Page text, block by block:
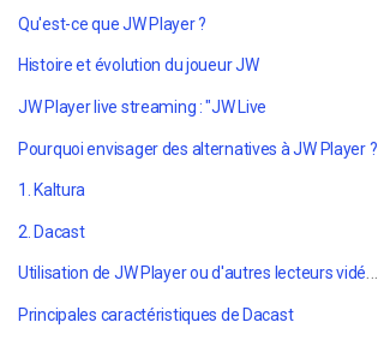
Qu'est-ce que JW Player ?
Histoire et évolution du joueur JW
JW Player live streaming : "JW Live
Pourquoi envisager des alternatives à JW Player ?
1. Kaltura
2. Dacast
Utilisation de JW Player ou d'autres lecteurs vidéo personnalisés avec Dacast
Principales caractéristiques de Dacast